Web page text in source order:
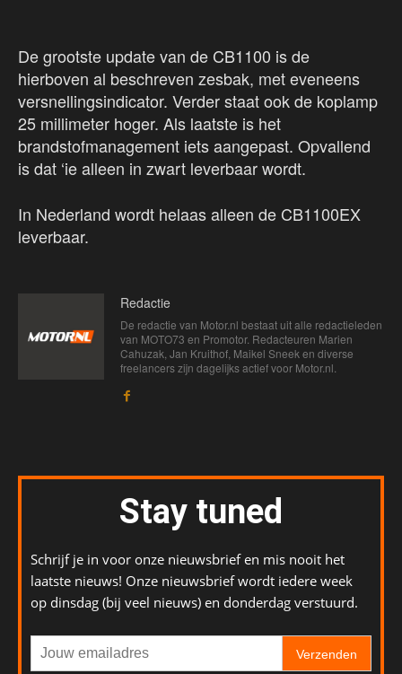
De grootste update van de CB1100 is de
hierboven al beschreven zesbak, met eveneens
versnellingsindicator. Verder staat ook de koplamp
25 millimeter hoger. Als laatste is het
brandstofmanagement iets aangepast. Opvallend
is dat ‘ie alleen in zwart leverbaar wordt.
In Nederland wordt helaas alleen de CB1100EX
leverbaar.
Redactie
De redactie van Motor.nl bestaat uit alle redactieleden
van MOTO73 en Promotor. Redacteuren Marien
Cahuzak, Jan Kruithof, Maikel Sneek en diverse
freelancers zijn dagelijks actief voor Motor.nl.
Stay tuned
Schrijf je in voor onze nieuwsbrief en mis nooit het
laatste nieuws! Onze nieuwsbrief wordt iedere week
op dinsdag (bij veel nieuws) en donderdag verstuurd.
Verzenden